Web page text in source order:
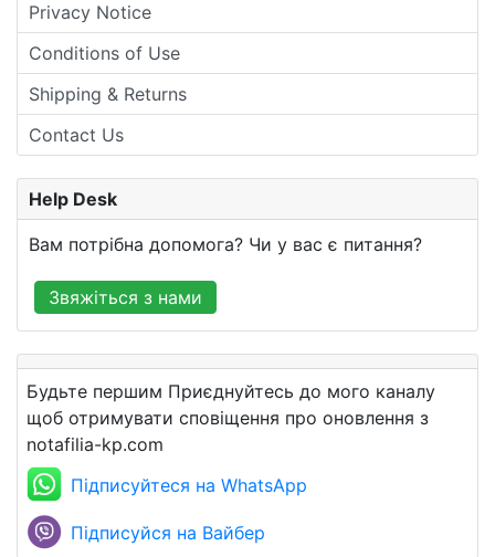
Privacy Notice
Conditions of Use
Shipping & Returns
Contact Us
Help Desk
Вам потрібна допомога? Чи у вас є питання?
Звяжіться з нами
Будьте першим Приєднуйтесь до мого каналу
щоб отримувати сповіщення про оновлення з
notafilia-kp.com
Підписуйтеся на WhatsApp
Підписуйся на Вайбер